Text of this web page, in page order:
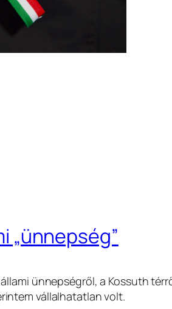
„ünnepség”
ünnepségről, a Kossuth
vállalhatatlan volt.